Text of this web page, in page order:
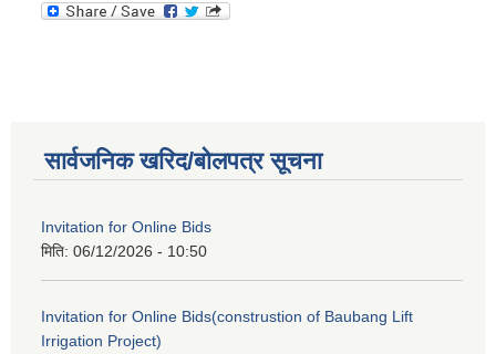
सार्वजनिक खरिद/बोलपत्र सूचना
Invitation for Online Bids
मिति: 06/12/2026 - 10:50
Invitation for Online Bids(construstion of Baubang Lift
Irrigation Project)